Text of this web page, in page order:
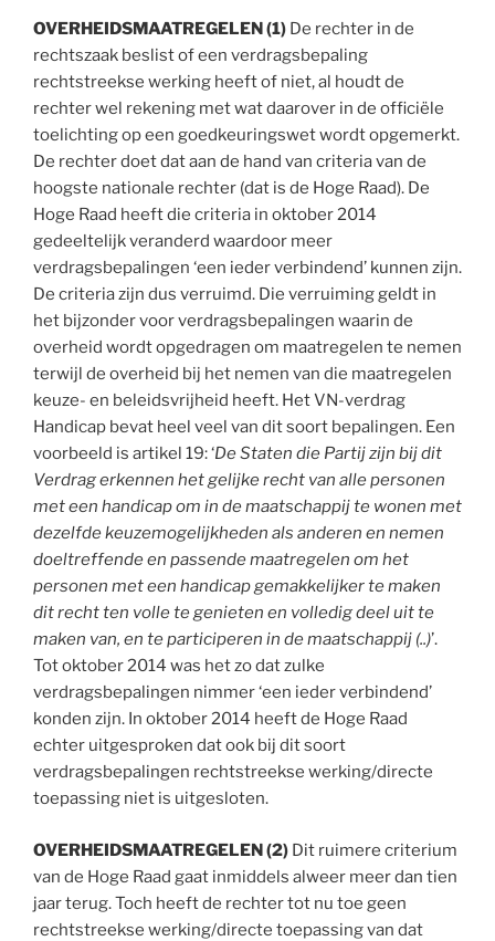
OVERHEIDSMAATREGELEN(1) De rechter in de
rechtszaak beslist of een verdragsbepaling
rechtstreekse werking heeft of niet, al houdt de
rechter wel rekening met wat daarover in de officiële
toelichting op een goedkeuringswet wordt opgemerkt.
De rechter doet dat aan de hand van criteria van de
hoogste nationale rechter (dat is de Hoge Raad). De
Hoge Raad heeft die criteria in oktober 2014
gedeeltelijk veranderd waardoor meer
verdragsbepalingen ‘een ieder verbindend’ kunnen zijn.
De criteria zijn dus verruimd. Die verruiming geldt in
het bijzonder voor verdragsbepalingen waarin de
overheid wordt opgedragen om maatregelen te nemen
terwijl de overheid bij het nemen van die maatregelen
keuze- en beleidsvrijheid heeft. Het VN-verdrag
Handicap bevat heel veel van dit soort bepalingen. Een
voorbeeld is artikel 19: ‘De Staten die Partij zijn bij dit
Verdrag erkennen het gelijke recht van alle personen
met een handicap om in de maatschappij te wonen met
dezelfde keuzemogelijkheden als anderen en nemen
doeltreffende en passende maatregelen om het
personen met een handicap gemakkelijker te maken
dit recht ten volle te genieten en volledig deel uit te
maken van, en te participeren in de maatschappij (..)’.
Tot oktober 2014 was het zo dat zulke
verdragsbepalingen nimmer ‘een ieder verbindend’
konden zijn. In oktober 2014 heeft de Hoge Raad
echter uitgesproken dat ook bij dit soort
verdragsbepalingen rechtstreekse werking/directe
toepassing niet is uitgesloten.
OVERHEIDSMAATREGELEN (2) Dit ruimere criterium
van de Hoge Raad gaat inmiddels alweer meer dan tien
jaar terug. Toch heeft de rechter tot nu toe geen
rechtstreekse werking/directe toepassing van dat